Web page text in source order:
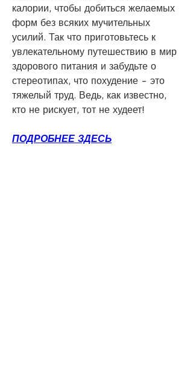
калории, чтобы добиться желаемых
форм без всяких мучительных
усилий. Так что приготовьтесь к
увлекательному путешествию в мир
здорового питания и забудьте о
стереотипах, что похудение - это
тяжелый труд. Ведь, как известно,
кто не рискует, тот не худеет!
ПОДРОБНЕЕ ЗДЕСЬ